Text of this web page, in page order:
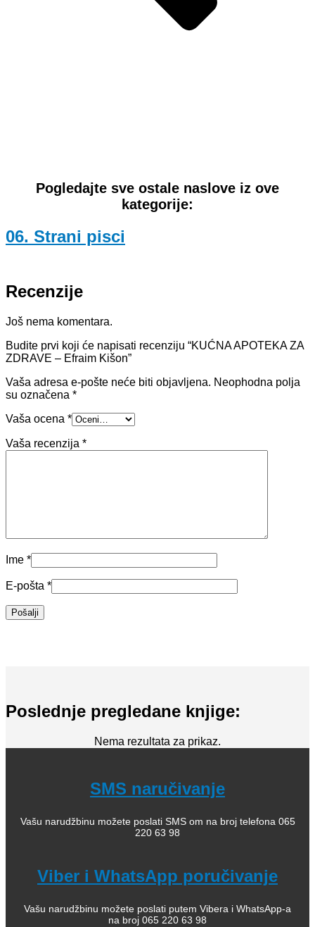
Pogledajte sve ostale naslove iz ove
kategorije:
06. Strani pisci
Recenzije
Još nema komentara.
Budite prvi koji će napisati recenziju “KUĆNA APOTEKA ZA
ZDRAVE – Efraim Kišon”
Vaša adresa e-pošte neće biti objavljena. Neophodna polja
su označena *
Vaša ocena *
Vaša recenzija *
Ime *
E-pošta *
Poslednje pregledane knjige:
Nema rezultata za prikaz.
SMS naručivanje
Vašu narudžbinu možete poslati SMS om na broj telefona 065
220 63 98
Viber i WhatsApp poručivanje
Vašu narudžbinu možete poslati putem Vibera i WhatsApp-a
na broj 065 220 63 98